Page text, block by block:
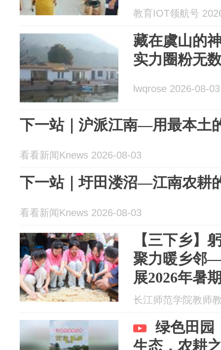
教育IOT领航号
藏在虞山的
实力圈粉无
lwqrose 2026-08-03
下一站｜沪派江南—用最本土
看看新闻Knews 2026-08-03
下一站｜圩田溇沼—江南农耕
看看新闻Knews 2026-08-03
【三下乡】
聚力暖乡邻
展2026年暑
活动
长江师范学院教师
绿色田园
生态，农耕